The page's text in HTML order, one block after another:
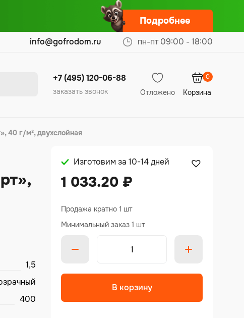
Подробнее
info@gofrodom.ru пн-пт 09:00 - 18:00
+7 (495) 120-06-88
заказать звонок Отложено Корзина
0
40 г/м², двухслойная
1,5
400
Изготовим за 10-14 дней
1 033.20 ₽
Продажа кратно 1 шт
Минимальный заказ 1 шт
В корзину